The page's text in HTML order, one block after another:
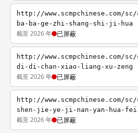
http://www.scmpchinese.com/
ba-ba-ge-zhi-shang-shi-ji-hua
截至 2026 年 已屏蔽
http://www.scmpchinese.com/
di-di-chan-xiao-liang-xu-zeng
截至 2026 年 已屏蔽
http://www.scmpchinese.com/
shen-jie-ye-ji-nan-yan-hua-fei
截至 2026 年 已屏蔽